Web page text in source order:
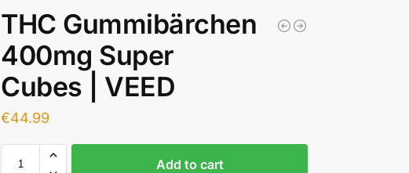
THC Gummibärchen
400mg Super
Cubes | VEED
€44.99
Add to cart